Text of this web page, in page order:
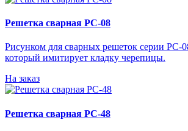
Решетка сварная РС-08
Рисунком для сварных решеток серии РС-
который имитирует кладку черепицы.
На заказ
Решетка сварная РС-48